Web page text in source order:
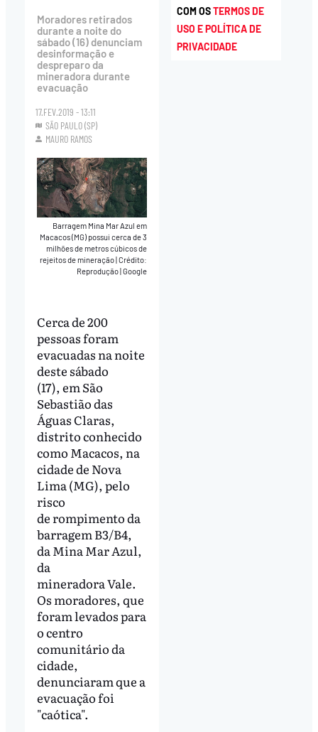
Moradores retirados
durante a noite do
sábado (16) denunciam
desinformação e
despreparo da
mineradora durante
evacuação
17.FEV.2019 - 13:11
SÃO PAULO (SP)
MAURO RAMOS
Barragem Mina Mar Azul em
Macacos (MG) possui cerca de 3
milhões de metros cúbicos de
rejeitos de mineração Crédito:
Reprodução | Google
Cerca de 200
pessoas foram
evacuadas na noite
deste sábado
(17), em São
Sebastião das
Águas Claras,
distrito conhecido
como Macacos, na
cidade de Nova
Lima (MG), pelo
risco
de rompimento da
barragem B3/B4,
da Mina Mar Azul,
da
mineradora Vale.
Os moradores, que
foram levados para
o centro
comunitário da
cidade,
denunciaram que a
evacuação foi
"caótica".
COM OSTERMOS DE
USO E POLÍTICA DE
PRIVACIDADE